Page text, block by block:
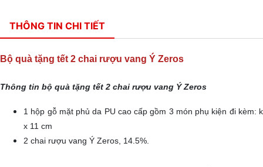
THÔNG TIN CHI TIẾT
Bộ quà tặng tết 2 chai rượu vang Ý Zeros
Thông tin bộ quà tặng tết 2 chai rượu vang Ý Zeros
1 hộp gỗ mặt phủ da PU cao cấp gồm 3 món phụ kiện đi
x 11 cm
2 chai rượu vang Ý Zeros, 14.5%.